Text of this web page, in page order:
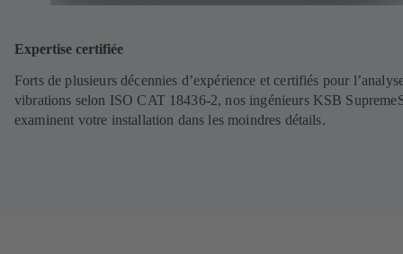
Expertise certifiée
Forts de plusieurs décennies d’expérience et certifiés pour
vibrations selon ISO CAT 18436-2, nos ingénieurs KSB
examinent votre installation dans les moindres détails.